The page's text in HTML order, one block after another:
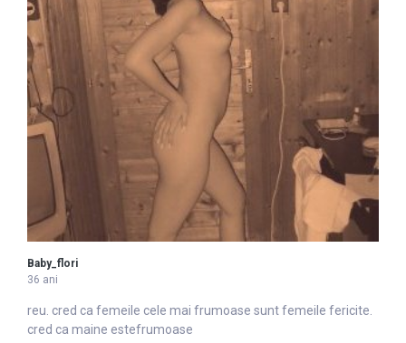
Baby_flori
36 ani
reu. cred ca femeile cele mai frumoase sunt femeile fericite.
cred ca maine estefrumoase